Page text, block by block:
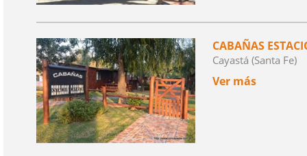
CABAÑAS
Cayastá (Santa Fe)
Ver más